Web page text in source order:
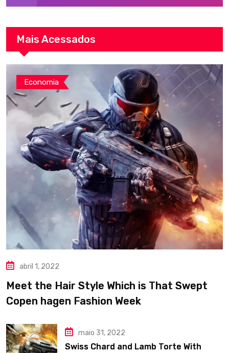
Mais Acessados
Economia
abril 1, 2022
Meet the Hair Style Which is That Swept
Copen hagen Fashion Week
maio 31, 2022
Swiss Chard and Lamb Torte With